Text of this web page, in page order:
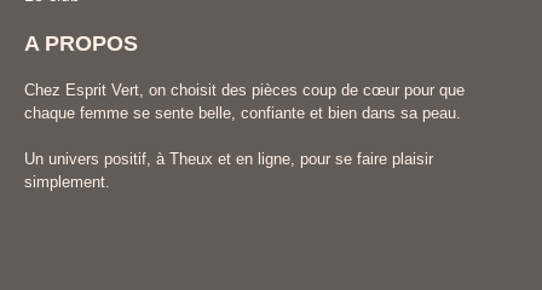
A PROPOS
Chez Esprit Vert, on choisit des pièces coup de cœur pour que
chaque femme se sente belle, confiante et bien dans sa peau.
Un univers positif, à Theux et en ligne, pour se faire plaisir
simplement.